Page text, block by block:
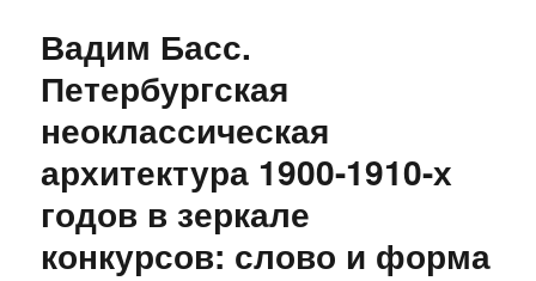
Вадим Басс.
Петербургская
неоклассическая
архитектура 1900-1910-х
годов в зеркале
конкурсов: слово и форма